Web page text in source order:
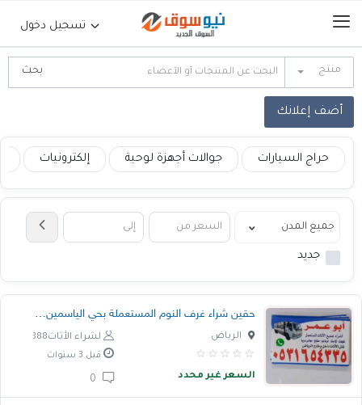
تسجيل دخول
الرئيسية
حراج السيارات
جوالات أجهزة لوحية
إلكترونيات
عقارات
أثاث وديكورات
منتج
أضف إعلانك
حراج السيارات جوالات أجهزة لوحية إلكترونيات
جديد
حقين شراء غرف النوم المستعملة بحي الياسمين 05
لشراء الأثاث888 الرياض
قبل 3 سنوات
السعر غير محدد